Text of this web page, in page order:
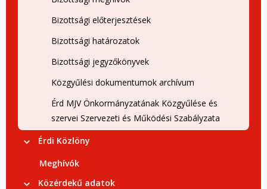
Bizottsági előterjesztések
Bizottsági határozatok
Bizottsági jegyzőkönyvek
Közgyűlési dokumentumok archívum
Érd MJV Önkormányzatának Közgyűlése és
szervei Szervezeti és Működési Szabályzata
Érdi Közlöny
Meghívók
Közérdekű adatok